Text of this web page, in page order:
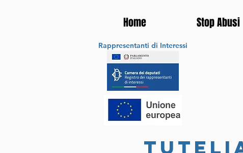
Home Stop Abusi
Rappresentanti di Interessi